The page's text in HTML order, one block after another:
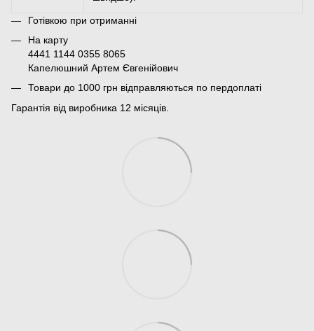
Готівкою при отриманні
На карту
4441 1144 0355 8065
Капелюшний Артем Євгенійович
Товари до 1000 грн відправляються по пердоплаті
Гарантія від виробника 12 місяців.